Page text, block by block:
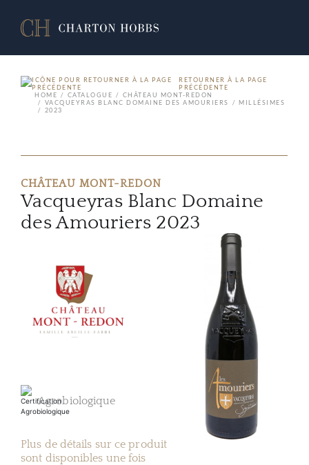
RETOURNER À LA PAGE
PRÉCÉDENTE
HOME
CATALOGUE
CHÂTEAU MONT-REDON
VACQUEYRAS BLANC DOMAINE DES AMOURIERS
MILLÉSIMES
2023
CHÂTEAU MONT-REDON
Vacqueyras Blanc Domaine
des Amouriers 2023
Agrobiologique
Plus de détails sur ce produit
sont disponibles une fois